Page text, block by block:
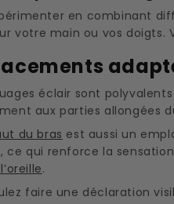
en combinant
votre main ou vos
éclair sont
aux parties allongées
du bras est aussi un
ce qui renforce la
.
faire une déclaration